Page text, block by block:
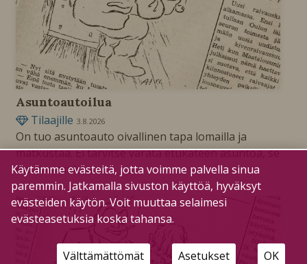
Asuntoautoilua
Tilaajille 3.8.2026
On tuo asuntoauto oivallinen tapa lomailla ja
matkustaa. Ei tarvitse varata etukäteen asuntoa, se
on aina mukana.
Käytämme evästeitä, jotta voimme palvella sinua
paremmin. Jatkamalla sivuston käyttöä, hyväksyt
evästeiden käytön. Voit muuttaa selaimesi
evästeasetuksia koska tahansa.
Välttämättömät Asetukset OK